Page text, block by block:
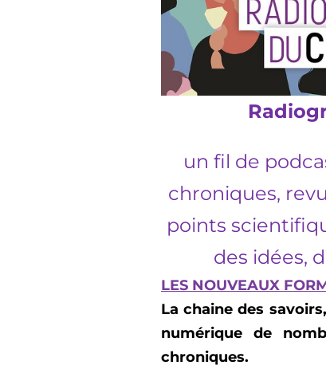
un fil de
chroniques,
points
des idées,
LES NOUVEAUX
La chaine des
numérique de
chroniques.